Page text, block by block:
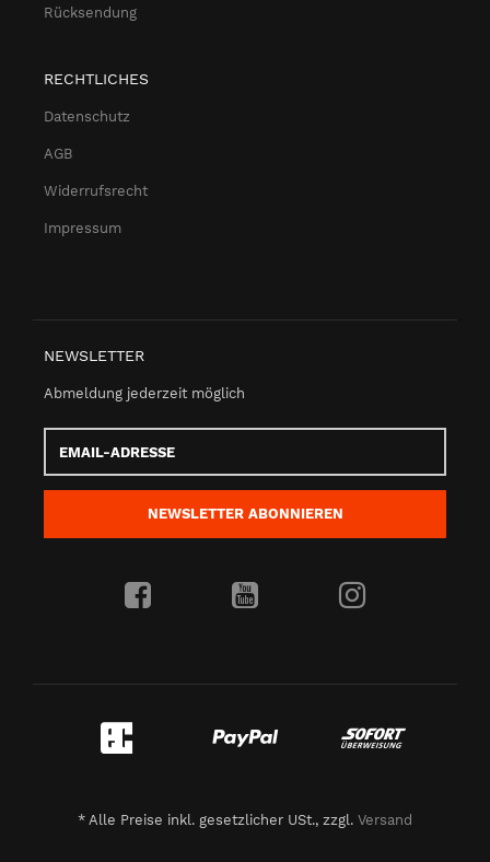
Rücksendung
RECHTLICHES
Datenschutz
AGB
Widerrufsrecht
Impressum
NEWSLETTER
Abmeldung jederzeit möglich
Adresse
NEWSLETTER ABONNIEREN
* Alle Preise inkl. gesetzlicher USt., zzgl. Versand